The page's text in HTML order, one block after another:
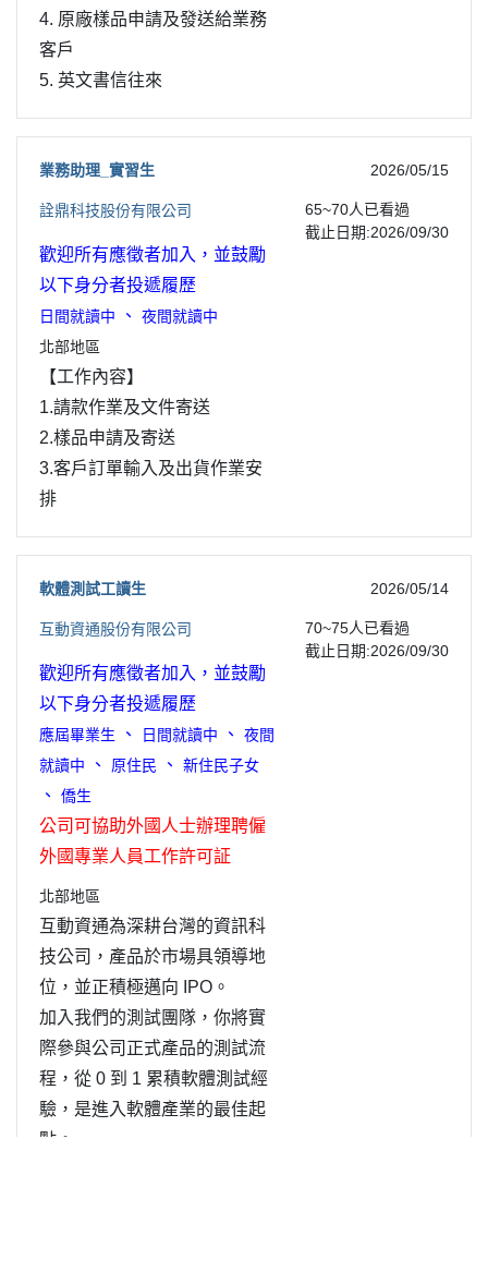
4. 原廠樣品申請及發送給業務
客戶
5. 英文書信往來
2026/05/15
業務助理_實習生
詮鼎科技股份有限公司
歡迎所有應徵者加入，並鼓勵
以下身分者投遞履歷
日間就讀中 、 夜間就讀中
北部地區
【工作內容】
1.請款作業及文件寄送
2.樣品申請及寄送
3.客戶訂單輸入及出貨作業安
排
65~70人已看過
截止日期:2026/09/30
2026/05/14
軟體測試工讀生
互動資通股份有限公司
歡迎所有應徵者加入，並鼓勵
以下身分者投遞履歷
應屆畢業生 、 日間就讀中 、 夜間
就讀中
、 原住民 、 新住民子女
、 僑生
公司可協助外國人士辦理聘僱
外國專業人員工作許可証
北部地區
互動資通為深耕台灣的資訊科
技公司，產品於市場具領導地
位，並正積極邁向 IPO。
加入我們的測試團隊，你將實
際參與公司正式產品的測試流
程，從 0 到 1 累積軟體測試經
驗，是進入軟體產業的最佳起
點。
70~75人已看過
截止日期:2026/09/30